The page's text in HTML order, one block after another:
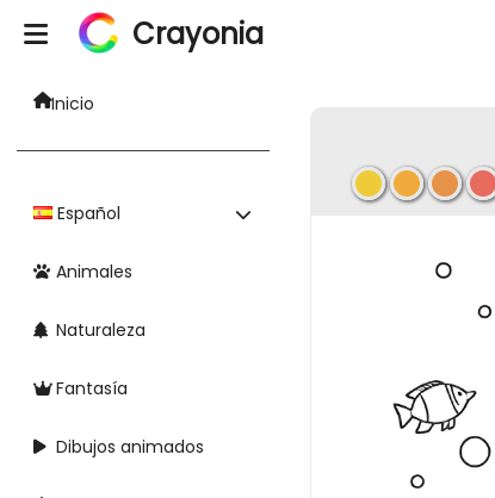
Crayonia
Inicio
Español
Animales
Naturaleza
Fantasía
Dibujos animados